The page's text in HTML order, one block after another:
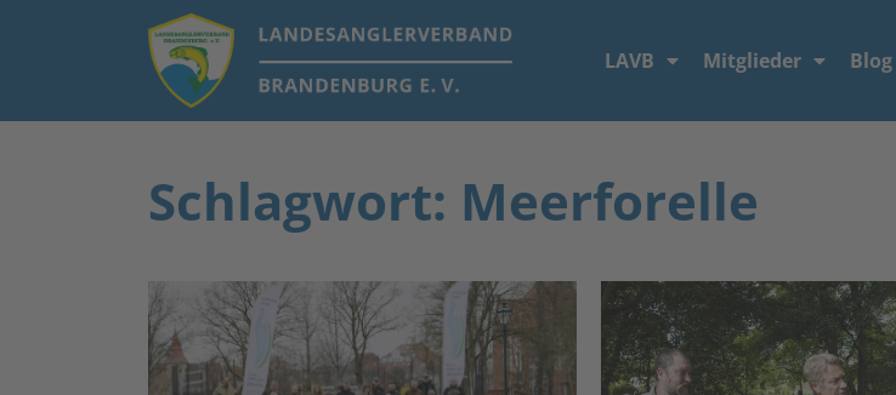
LAVB Mitglieder Blog
Schlagwort: Meerforelle